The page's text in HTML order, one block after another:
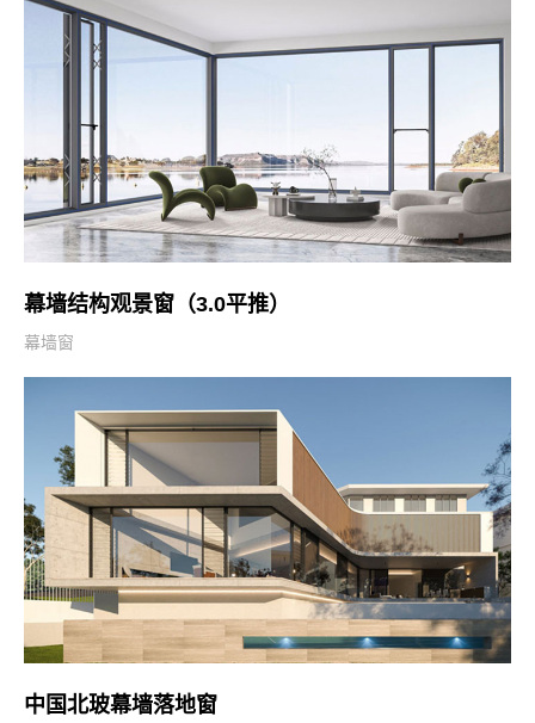
幕墙结构观景窗（3.0平推）
幕墙窗
中国北玻幕墙落地窗